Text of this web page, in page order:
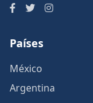
Países
México
Argentina